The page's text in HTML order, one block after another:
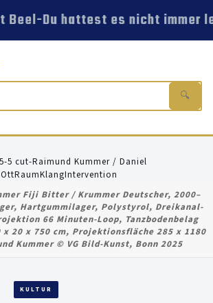
Beel-Du hattest es nicht immer
🔍
Fiji Bitter / Krummer Deutscher, 2000–
Hartgummilager, Polystyrol, Dreikanal-
66 Minuten-Loop, Tanzbodenbelag
20 x 750 cm, Projektionsfläche 285 x 1180
Kummer © VG Bild-Kunst, Bonn 2025
KULTUR